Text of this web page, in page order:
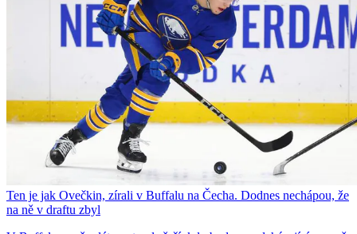
Ten je jak Ovečkin, zírali v Buffalu na Čecha. Dodnes nechápou, že
na ně v draftu zbyl